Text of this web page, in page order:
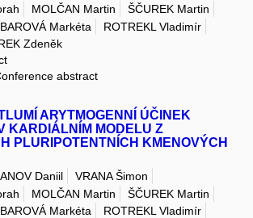
MOLČAN Martin
ŠČUREK Martin
Markéta
ROTREKL Vladimír
Zdeněk
abstract
ARYTMOGENNÍ ÚČINEK
KARDIÁLNÍM MODELU Z
PLURIPOTENTNÍCH KMENOVÝCH
Daniil
VRANA Šimon
MOLČAN Martin
ŠČUREK Martin
Markéta
ROTREKL Vladimír